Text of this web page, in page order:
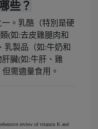
些？
。乳酪（特別是硬
(如:去皮雞腿肉和
乳製品（如:牛奶和
臟(如:牛肝、雞
需適量食用。
review of vitamin K and